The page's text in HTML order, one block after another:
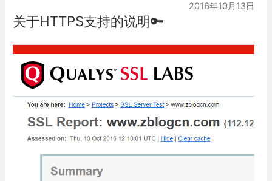
2016年10月13日
关于HTTPS支持的说明🔑